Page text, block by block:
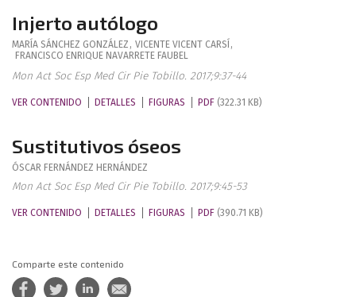
Injerto autólogo
MARÍA SÁNCHEZ GONZÁLEZ , VICENTE VICENT CARSÍ ,
FRANCISCO ENRIQUE NAVARRETE FAUBEL
Mon Act Soc Esp Med Cir Pie Tobillo. 2017;9:37-44
VER CONTENIDO DETALLES FIGURAS PDF (322.31 KB)
Sustitutivos óseos
ÓSCAR FERNÁNDEZ HERNÁNDEZ
Mon Act Soc Esp Med Cir Pie Tobillo. 2017;9:45-53
VER CONTENIDO DETALLES FIGURAS PDF (390.71 KB)
Comparte este contenido